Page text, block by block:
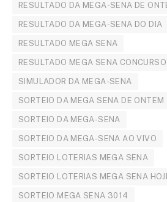
RESULTADO DA MEGA-SENA DE
RESULTADO DA MEGA-SENA DO DIA
RESULTADO MEGA SENA
RESULTADO MEGA SENA
SIMULADOR DA MEGA-SENA
SORTEIO DA MEGA SENA DE ONTEM
SORTEIO DA MEGA-SENA
SORTEIO DA MEGA-SENA AO VIVO
SORTEIO LOTERIAS MEGA SENA
SORTEIO LOTERIAS MEGA SENA
SORTEIO MEGA SENA 3014